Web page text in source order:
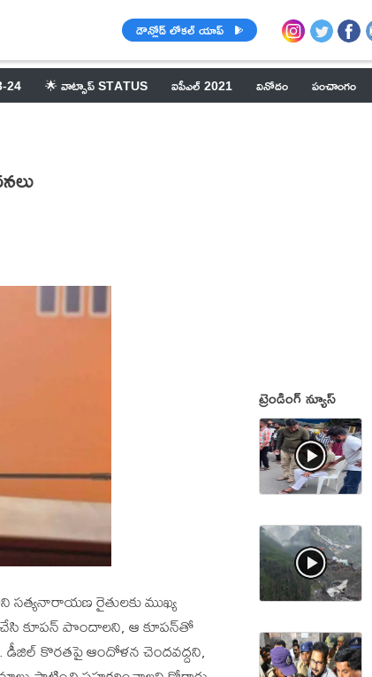
డౌన్లోడ్ లోకల్ యాప్
24 🌟 వాట్సాప్ STATUS ఐపీఎల్ 2021 వినోదం పంచాంగం
రైతులకు ముఖ్య
చేసి కూపన్ పొందాలని, ఆ కూపన్‌తో
డీజిల్ కొరతపై ఆందోళన చెందవద్దని,
ట్రెండింగ్ న్యూస్